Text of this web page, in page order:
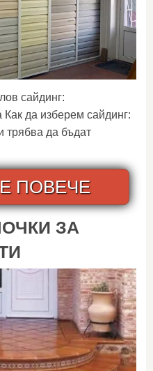
сайдинг:
да изберем сайдинг:
трябва да бъдат
ПОВЕЧЕ
ЗА